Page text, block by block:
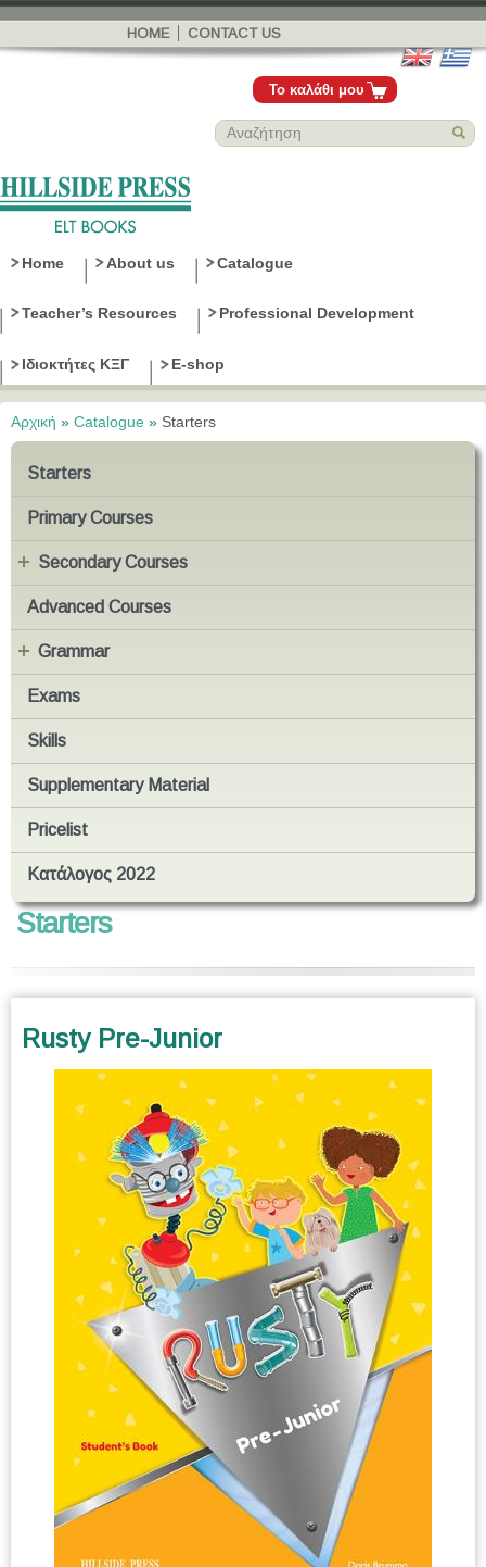
Παράκαμψη
προς το
κυρίως
περιεχόμενο
HOME CONTACT US
Το καλάθι μου
Home About us Catalogue
Teacher’s Resources Professional Development
Ιδιοκτήτες ΚΞΓ E-shop
Είστε εδώ
Αρχική » Catalogue » Starters
Starters
Primary Courses
Secondary Courses
Advanced Courses
Grammar
Exams
Skills
Supplementary Material
Pricelist
Κατάλογος 2022
Starters
Rusty Pre-Junior